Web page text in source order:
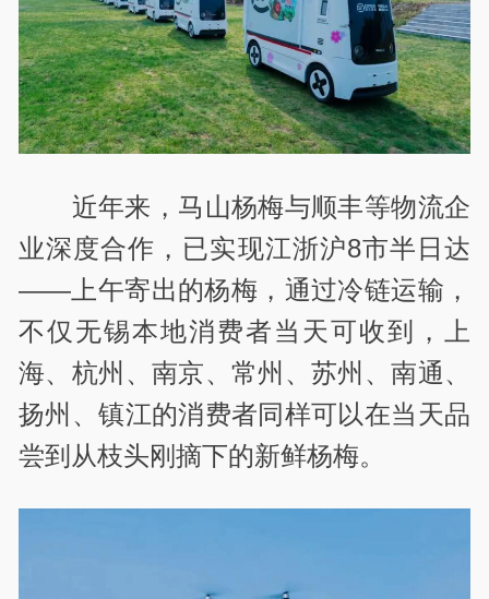
近年来，马山杨梅与顺丰等物流企
业深度合作，已实现江浙沪8市半日达
——上午寄出的杨梅，通过冷链运输，
不仅无锡本地消费者当天可收到，上
海、杭州、南京、常州、苏州、南通、
扬州、镇江的消费者同样可以在当天品
尝到从枝头刚摘下的新鲜杨梅。